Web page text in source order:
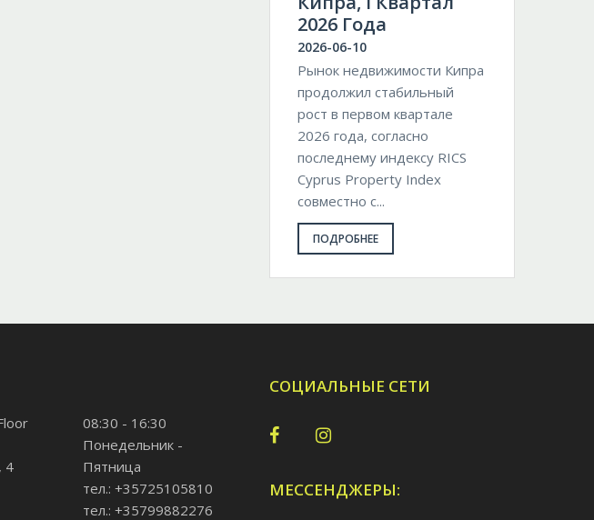
2026 Года
2026-06-10
Рынок недвижимости Кипра
продолжил стабильный
рост в первом квартале
2026 года, согласно
последнему индексу RICS
Cyprus Property Index
совместно с...
ПОДРОБНЕЕ
4
08:30 - 16:30
Понедельник -
Пятница
тел.: +35725105810
тел.: +35799882276
СОЦИАЛЬНЫЕ СЕТИ
МЕССЕНДЖЕРЫ: